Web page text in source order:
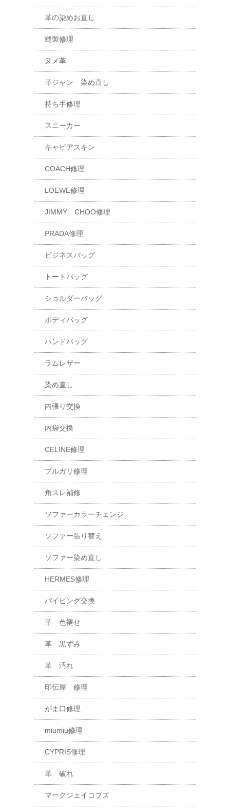
革の染めお直し
縫製修理
ヌメ革
革ジャン 染め直し
持ち手修理
スニーカー
キャビアスキン
COACH修理
LOEWE修理
JIMMY CHOO修理
PRADA修理
ビジネスバッグ
トートバッグ
ショルダーバッグ
ボディバッグ
ハンドバッグ
ラムレザー
染め直し
内張り交換
内袋交換
CELINE修理
ブルガリ修理
角スレ補修
ソファーカラーチェンジ
ソファー張り替え
ソファー染め直し
HERMES修理
パイピング交換
革 色褪せ
革 黒ずみ
革 汚れ
印伝屋 修理
がま口修理
miumiu修理
CYPRIS修理
革 破れ
マークジェイコブズ